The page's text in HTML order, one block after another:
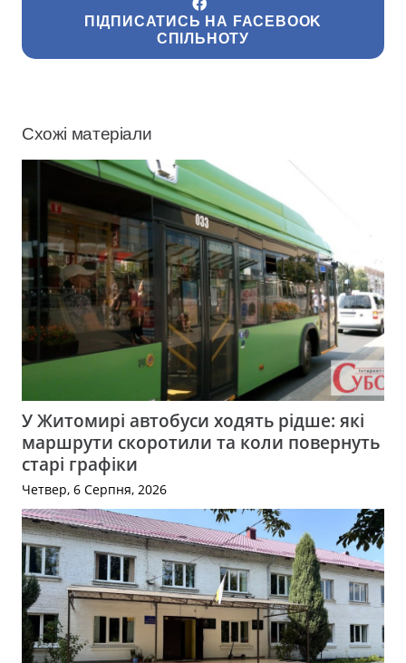
ПІДПИСАТИСЬ НА FACEBOOK
СПІЛЬНОТУ
Схожі матеріали
У Житомирі автобуси ходять рідше: які
маршрути скоротили та коли повернуть
старі графіки
Четвер, 6 Серпня, 2026